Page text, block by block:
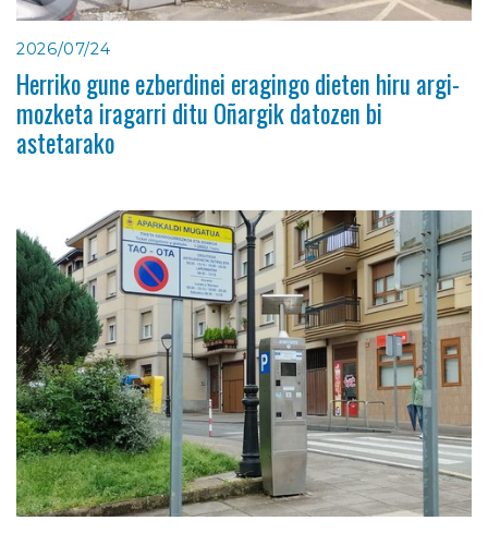
2026/07/24
Herriko gune ezberdinei eragingo dieten hiru argi-
mozketa iragarri ditu Oñargik datozen bi
astetarako